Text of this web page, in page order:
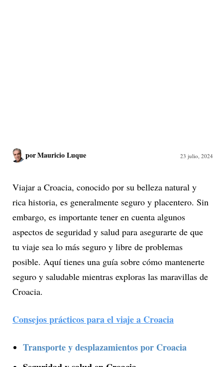
porMauricio Luque 23 julio, 2024
Viajar a Croacia, conocido por su belleza natural y
rica historia, es generalmente seguro y placentero. Sin
embargo, es importante tener en cuenta algunos
aspectos de seguridad y salud para asegurarte de que
tu viaje sea lo más seguro y libre de problemas
posible. Aquí tienes una guía sobre cómo mantenerte
seguro y saludable mientras exploras las maravillas de
Croacia.
Consejos prácticos para el viaje a Croacia
Transporte y desplazamientos por Croacia